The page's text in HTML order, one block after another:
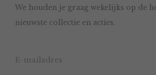
worden
op
productpagina
We houden je graag wekelijks op de
nieuwste collectie en acties.